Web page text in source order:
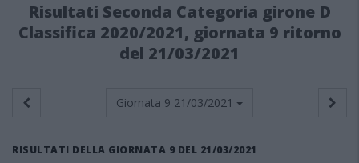
Risultati Seconda Categoria girone D
Classifica 2020/2021, giornata 9 ritorno
del 21/03/2021
Giornata 9 21/03/2021
RISULTATI DELLA GIORNATA 9 DEL 21/03/2021